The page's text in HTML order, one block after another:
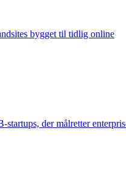
bygget til tidlig online
startups, der målretter